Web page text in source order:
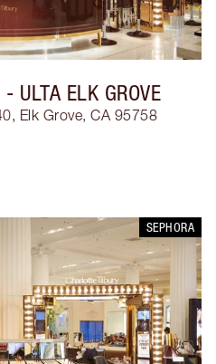
- ULTA ELK GROVE
Elk Grove, CA 95758
SEPHORA